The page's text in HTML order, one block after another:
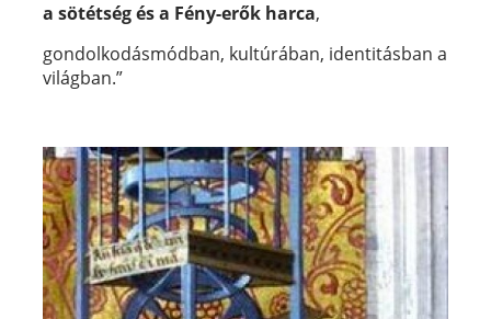
a sötétség és a Fény-erők harca,
gondolkodásmódban, kultúrában, identitásban a
világban.”